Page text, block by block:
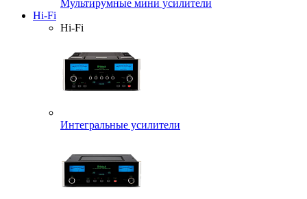
Мультирумные мини усилители
Hi-Fi
Hi-Fi
Интегральные усилители